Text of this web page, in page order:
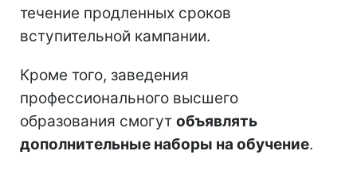
течение продленных сроков
вступительной кампании.
Кроме того, заведения
профессионального высшего
образования смогут объявлять
дополнительные наборы на обучение.